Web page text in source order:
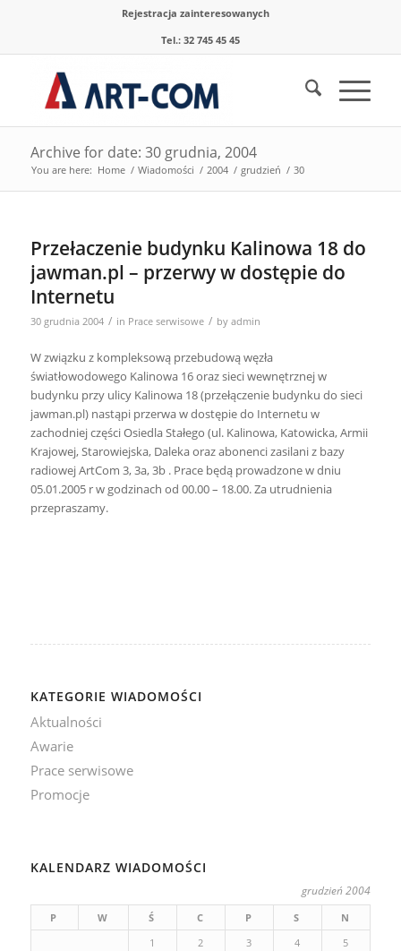
Rejestracja zainteresowanych
Tel.: 32 745 45 45
Archive for date: 30 grudnia, 2004
You are here: Home / Wiadomości / 2004 / grudzień / 30
Przełaczenie budynku Kalinowa 18 do
jawman.pl – przerwy w dostępie do
Internetu
30 grudnia 2004 / in Prace serwisowe / by admin
W związku z kompleksową przebudową węzła
światłowodowego Kalinowa 16 oraz sieci wewnętrznej w
budynku przy ulicy Kalinowa 18 (przełączenie budynku do sieci
jawman.pl) nastąpi przerwa w dostępie do Internetu w
zachodniej części Osiedla Stałego (ul. Kalinowa, Katowicka, Armii
Krajowej, Starowiejska, Daleka oraz abonenci zasilani z bazy
radiowej ArtCom 3, 3a, 3b . Prace będą prowadzone w dniu
05.01.2005 r w godzinach od 00.00 – 18.00. Za utrudnienia
przepraszamy.
KATEGORIE WIADOMOŚCI
Aktualności
Awarie
Prace serwisowe
Promocje
KALENDARZ WIADOMOŚCI
grudzień 2004
P W Ś C P S
N
1
2 3 4
5